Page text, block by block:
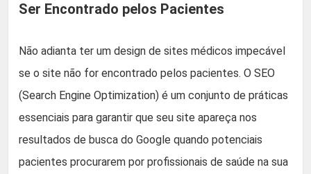
Ser Encontrado pelos Pacientes
Não adianta ter um design de sites médicos impecável
se o site não for encontrado pelos pacientes. O SEO
(Search Engine Optimization) é um conjunto de práticas
essenciais para garantir que seu site apareça nos
resultados de busca do Google quando potenciais
pacientes procurarem por profissionais de saúde na sua